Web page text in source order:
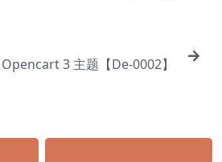
3 主题【De-0002】